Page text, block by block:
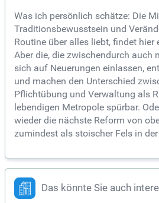
Was ich persönlich schätze: Die
Traditionsbewusstsein und
Routine über alles liebt, findet hier
Aber die, die zwischendurch auch
sich auf Neuerungen einlassen,
und machen den Unterschied
Pflichtübung und Verwaltung als
lebendigen Metropole spürbar.
wieder die nächste Reform von
zumindest als stoischer Fels in
Das könnte Sie auch